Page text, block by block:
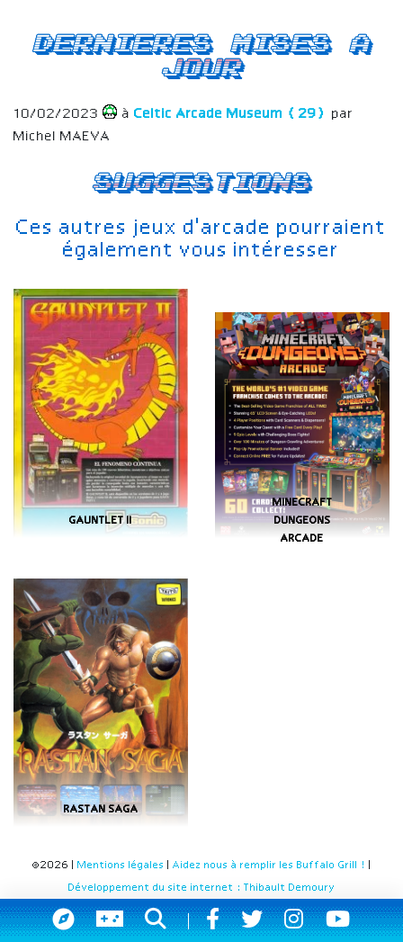
Suggestions
Ces autres jeux d'arcade pourraient
également vous intéresser
GAUNTLET II
MINECRAFT
DUNGEONS
ARCADE
RASTAN SAGA
Dernieres mises a
jour
10/02/2023 à Celtic Arcade Museum (29)
par
Michel MAEVA
©2026 | Mentions légales Aidez nous à remplir les Buffalo Grill !
Développement du site internet : Thibault Demoury